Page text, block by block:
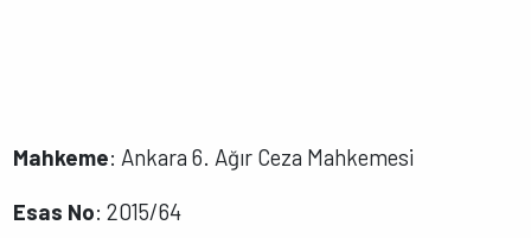
Mahkeme: Ankara 6. Ağır Ceza Mahkemesi
Esas No: 2015/64